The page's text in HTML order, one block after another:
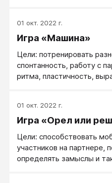
лидерские умения
01 окт. 2022 г.
Игра «Машина»
Цели: потренировать
спонтанность, работу с
ритма, пластичность,
01 окт. 2022 г.
Игра «Орел или
Цели: способствовать
участников на партнере,
определять замыслы и